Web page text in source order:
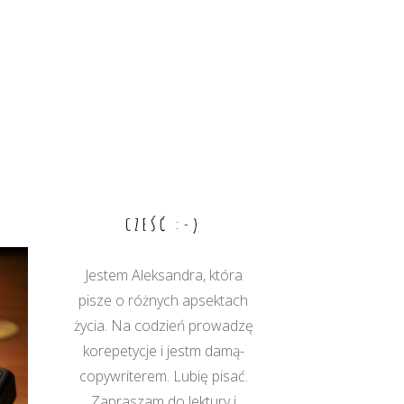
CZEŚĆ :-)
Jestem Aleksandra, która
pisze o różnych apsektach
życia. Na codzień prowadzę
korepetycje i jestm damą-
copywriterem. Lubię pisać.